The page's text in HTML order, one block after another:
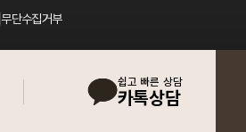
쉽고 빠른 상담
카톡상담
무단수집거부